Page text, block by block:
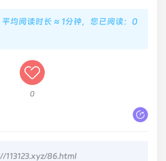
均阅读时长 ≈ 1分钟，您已阅读：0
0
113123.xyz/86.html